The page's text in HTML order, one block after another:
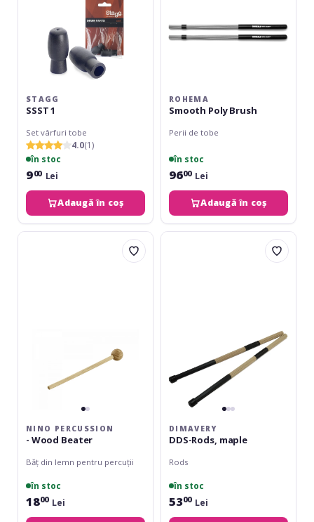
STAGG
SSST 1
Set vârfuri tobe
4.0(1)
în stoc
900 Lei
Adaugă în coș
ROHEMA
Smooth Poly Brush
Perii de tobe
în stoc
9600 Lei
Adaugă în coș
Nino
NINO PERCUSSION
- Wood Beater
Băț din lemn pentru percuții
în stoc
1800 Lei
Dimavery
DIMAVERY
DDS-Rods, maple
Rods
în stoc
5300 Lei